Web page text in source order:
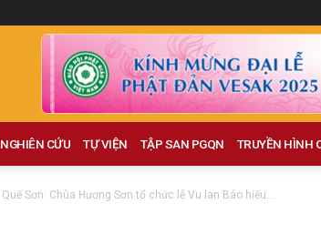
NGHIÊN CỨU TỰ VIỆN TẬP SAN PGQN TRUYỀN HÌNH
Quế Sơn: Chùa Hương Sơn tổ chức lễ Vu lan Báo hiếu...